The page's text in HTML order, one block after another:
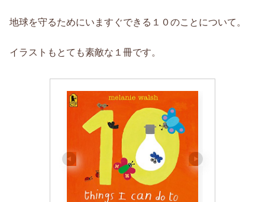
地球を守るためにいますぐできる１０のことについて。
イラストもとても素敵な１冊です。